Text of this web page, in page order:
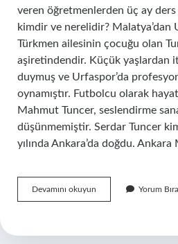
veren öğretmenlerden üç ay
kimdir ve nerelidir? Malatya’dan
Türkmen ailesinin çocuğu olan
aşiretindendir. Küçük yaşlardan
duymuş ve Urfaspor’da
oynamıştır. Futbolcu olarak
Mahmut Tuncer, seslendirme
düşünmemiştir. Serdar Tuncer
yılında Ankara’da doğdu.
Devamını okuyun
Ali
Nereli
Yorum